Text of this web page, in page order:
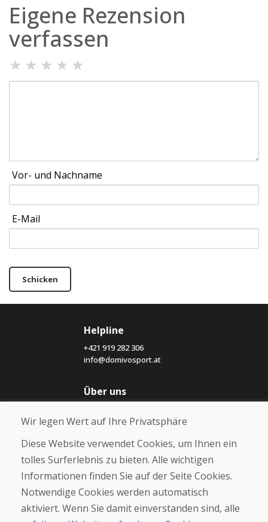
Eigene Rezension
verfassen
★ ★ ★ ★ ★
Vor- und Nachname
E-Mail
Schicken
Helpline
+421 919 282 306
info@domivosport.at
Über uns
Über uns
Kontakt
Kaufen
E-Shop
Geschäftsbedingungen
Wir legen Wert auf Ihre Privatsphäre
Diese Website verwendet Cookies, um Ihnen ein
tolles Surferlebnis zu bieten. Alle wichtigen
Informationen finden Sie auf der Seite Cookies.
Notwendige Cookies werden automatisch
aktiviert. Wenn Sie damit einverstanden sind, alle